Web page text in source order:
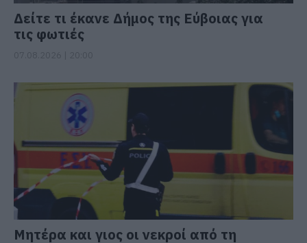
Δείτε τι έκανε Δήμος της Εύβοιας για
τις φωτιές
Μητέρα και γιος οι νεκροί από τη